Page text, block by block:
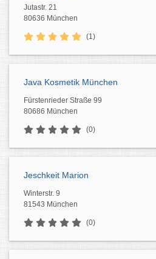
Jutastr. 21
80636 München
(1)
Java Kosmetik München
Fürstenrieder Straße 99
80686 München
(0)
Jeschkeit Marion
Winterstr. 9
81543 München
(0)